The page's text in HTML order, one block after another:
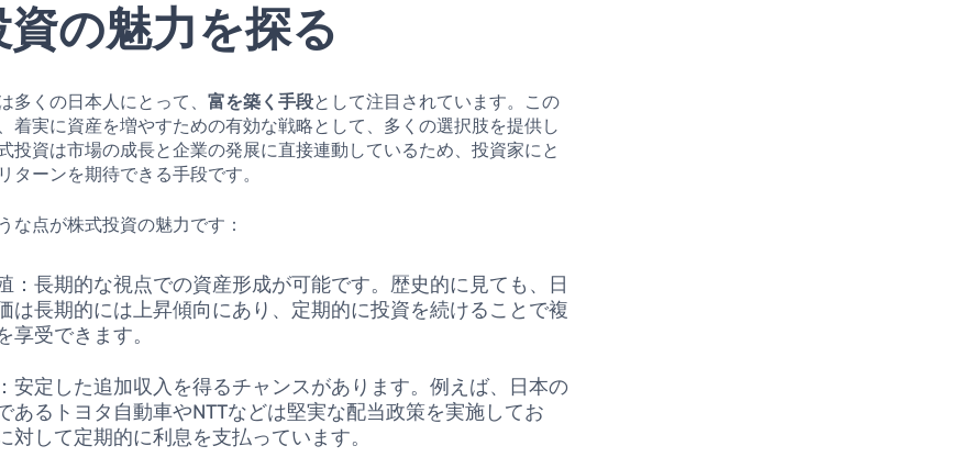
の魅力を探る
多くの日本人にとって、富を築く手段として注目されています。この
着実に資産を増やすための有効な戦略として、多くの選択肢を提供し
投資は市場の成長と企業の発展に直接連動しているため、投資家にと
ターンを期待できる手段です。
な点が株式投資の魅力です：
：長期的な視点での資産形成が可能です。歴史的に見ても、日
は長期的には上昇傾向にあり、定期的に投資を続けることで複
享受できます。
安定した追加収入を得るチャンスがあります。例えば、日本の
あるトヨタ自動車やNTTなどは堅実な配当政策を実施してお
対して定期的に利息を支払っています。